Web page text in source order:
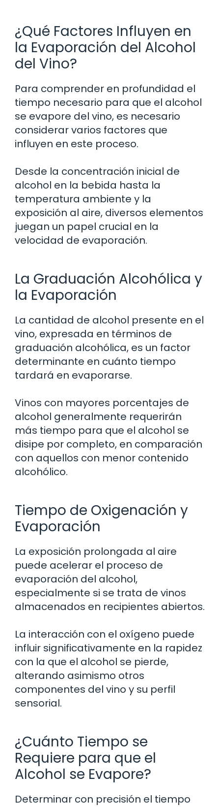
¿Qué Factores Influyen en
la Evaporación del Alcohol
del Vino?
Para comprender en profundidad el
tiempo necesario para que el alcohol
se evapore del vino, es necesario
considerar varios factores que
influyen en este proceso.
Desde la concentración inicial de
alcohol en la bebida hasta la
temperatura ambiente y la
exposición al aire, diversos elementos
juegan un papel crucial en la
velocidad de evaporación.
La Graduación Alcohólica y
la Evaporación
La cantidad de alcohol presente en el
vino, expresada en términos de
graduación alcohólica, es un factor
determinante en cuánto tiempo
tardará en evaporarse.
Vinos con mayores porcentajes de
alcohol generalmente requerirán
más tiempo para que el alcohol se
disipe por completo, en comparación
con aquellos con menor contenido
alcohólico.
Tiempo de Oxigenación y
Evaporación
La exposición prolongada al aire
puede acelerar el proceso de
evaporación del alcohol,
especialmente si se trata de vinos
almacenados en recipientes abiertos.
La interacción con el oxígeno puede
influir significativamente en la rapidez
con la que el alcohol se pierde,
alterando asimismo otros
componentes del vino y su perfil
sensorial.
¿Cuánto Tiempo se
Requiere para que el
Alcohol se Evapore?
Determinar con precisión el tiempo